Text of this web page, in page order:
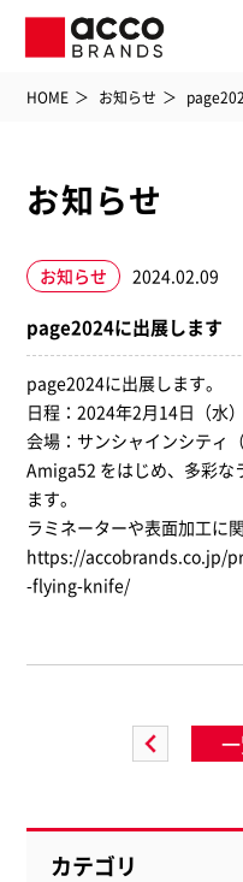
HOME お知らせ
お知らせ
お知らせ 2024.02.09
page2024に出展します
page2024に出展します。
日程：2024年2月14日（水
会場：サンシャインシテ
Amiga52 をはじめ、多彩な
ます。
ラミネーターや表面加工に
https://accobrands.co.jp/
-flying-knife/
カテゴリ